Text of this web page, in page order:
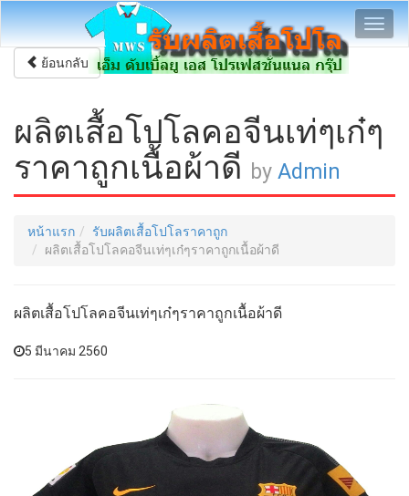
ย้อนกลับ
ผลิตเสื้อโปโลคอจีนเท่ๆเก๋ๆ
ราคาถูกเนื้อผ้าดี by Admin
หน้าแรก
รับผลิตเสื้อโปโลราคาถูก
ผลิตเสื้อโปโลคอจีนเท่ๆเก๋ๆราคาถูกเนื้อผ้าดี
ผลิตเสื้อโปโลคอจีนเท่ๆเก๋ๆราคาถูกเนื้อผ้าดี
5 มีนาคม 2560